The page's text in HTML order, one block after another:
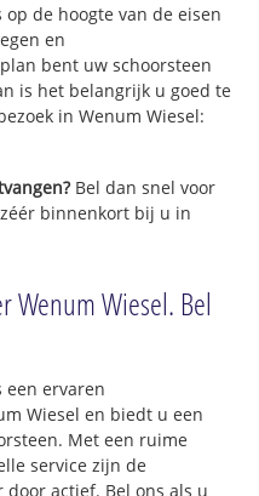
de hoogte van de eisen
en
bent uw schoorsteen
is het belangrijk u goed te
in Wenum Wiesel:
Bel dan snel voor
binnenkort bij u in
Wenum Wiesel. Bel
een ervaren
Wiesel en biedt u een
Met een ruime
service zijn de
actief. Bel ons als u